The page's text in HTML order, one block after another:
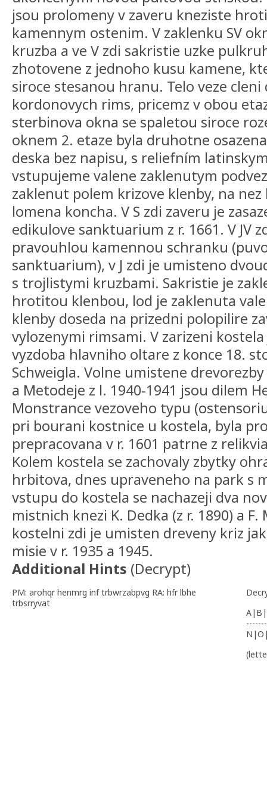
jsou prolomeny v zaveru kneziste
kamennym ostenim. V zaklenku SV
kruzba a ve V zdi sakristie uzke
zhotovene z jednoho kusu kamene,
siroce stesanou hranu. Telo veze
kordonovych rims, pricemz v obou
sterbinova okna se spaletou siroce
oknem 2. etaze byla druhotne
deska bez napisu, s reliefním
vstupujeme valene zaklenutym
zaklenut polem krizove klenby, na nez
lomena koncha. V S zdi zaveru je
edikulove sanktuarium z r. 1661. V JV
pravouhlou kamennou schranku
sanktuarium), v J zdi je umisteno
s trojlistymi kruzbami. Sakristie je
hrotitou klenbou, lod je zaklenuta
klenby doseda na prizedni polopilire
vylozenymi rimsami. V zarizeni
vyzdoba hlavniho oltare z konce 18.
Schweigla. Volne umistene drevorezby
a Metodeje z l. 1940-1941 jsou dilem
Monstrance vezoveho typu
pri bourani kostnice u kostela, byla
prepracovana v r. 1601 patrne z
Kolem kostela se zachovaly zbytky
hrbitova, dnes upraveneho na park s
vstupu do kostela se nachazeji dva
mistnich knezi K. Dedka (z r. 1890) a F.
kostelni zdi je umisten dreveny kriz
misie v r. 1935 a 1945.
Additional Hints (Decrypt)
PM: arohqr henmrg inf trbwrzabpvg RA: hfr lbhe
trbsrryvat